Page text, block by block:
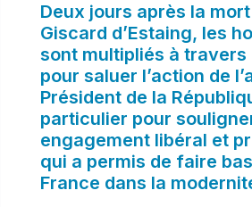
Deux jours après la
Giscard d’Estaing, les
sont multipliés à travers
pour saluer l’action de
Président de la
particulier pour
engagement libéral et
qui a permis de faire
France dans la